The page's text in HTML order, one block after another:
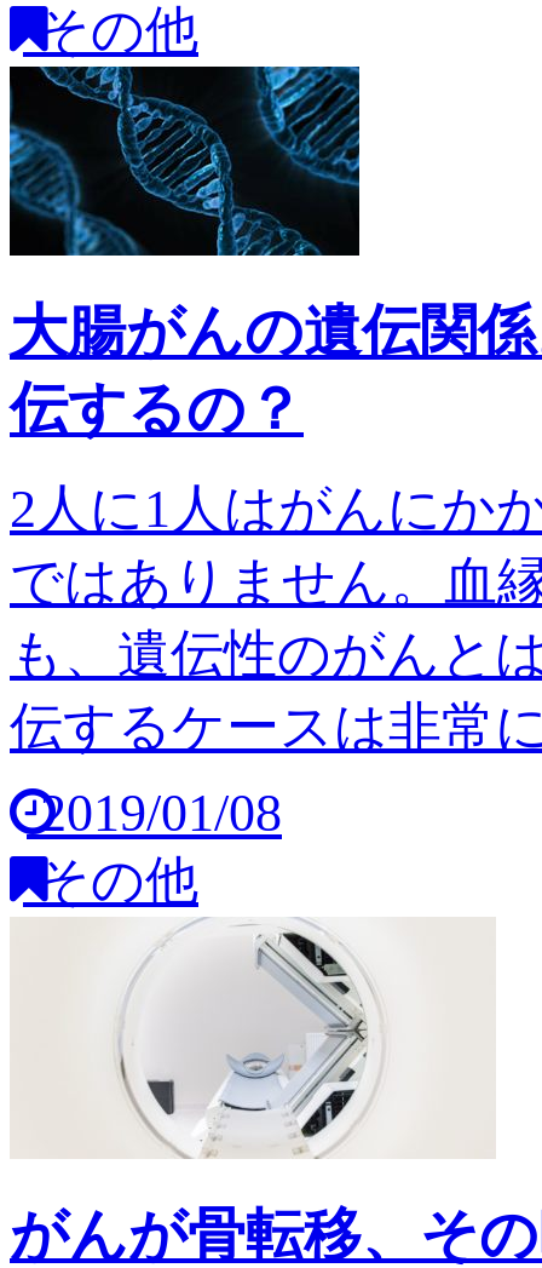
その他
大腸がんの遺伝関
伝するの？
2人に1人はがんにか
ではありません。血
も、遺伝性のがんと
伝するケースは非常
2019/01/08
その他
がんが骨転移、そ